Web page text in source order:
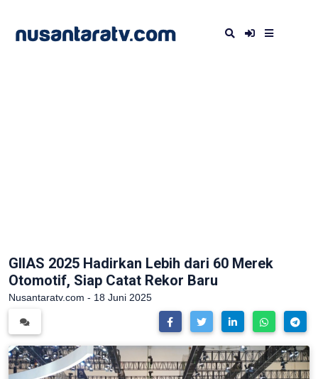
GIIAS 2025 Hadirkan Lebih dari 60 Merek
Otomotif, Siap Catat Rekor Baru
Nusantaratv.com - 18 Juni 2025